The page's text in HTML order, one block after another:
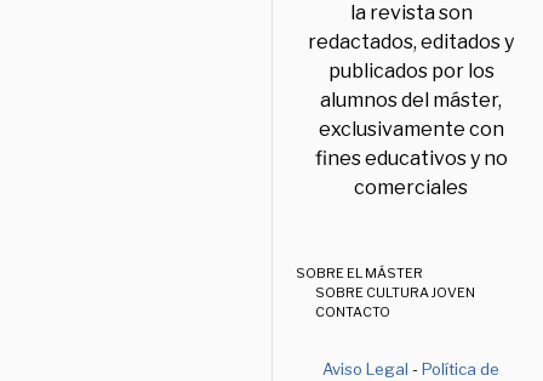
la revista son
redactados, editados y
publicados por los
alumnos del máster,
exclusivamente con
fines educativos y no
comerciales
SOBRE EL MÁSTER
SOBRE CULTURA JOVEN
CONTACTO
Aviso Legal -Política de